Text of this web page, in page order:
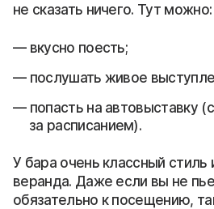
не сказать ничего. Тут можно:
вкусно поесть;
послушать живое
попасть на автовыставку
за расписанием).
У бара очень классный стиль
веранда. Даже если вы не
обязательно к посещению,